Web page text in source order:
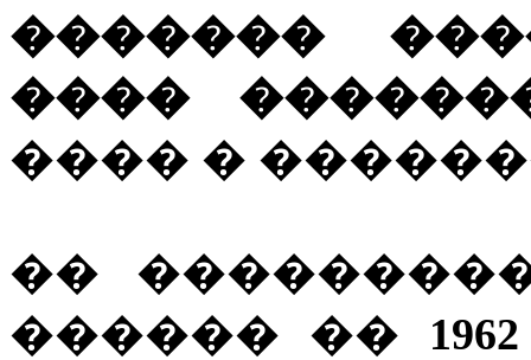
�������
����
���� �
��
������ �� 1962